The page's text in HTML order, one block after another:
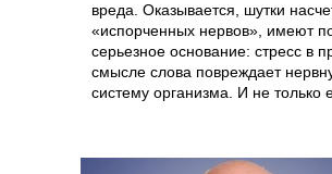
вреда. Оказывается, шутки
«испорченных нервов», имеют
серьезное основание: стресс в
смысле слова повреждает
систему организма. И не только